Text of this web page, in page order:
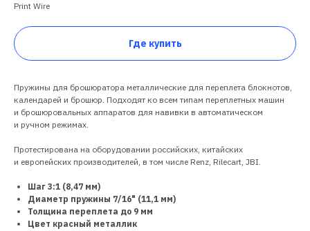
Print Wire
Где купить
Пружины для брошюратора металлические для переплета блокнотов,
календарей и брошюр. Подходят ко всем типам переплетных машин
и брошюровальных аппаратов для навивки в автоматическом
и ручном режимах.
Протестирована на оборудовании российских, китайских
и европейских производителей, в том числе Renz, Rilecart, JBI.
Шаг 3:1 (8,47 мм)
Диаметр пружины 7/16" (11,1 мм)
Толщина переплета до 9 мм
Цвет красный металлик